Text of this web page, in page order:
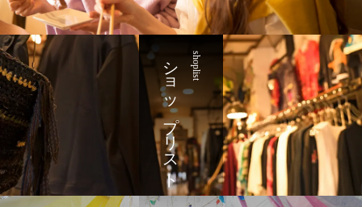
shoplist
ショップリスト